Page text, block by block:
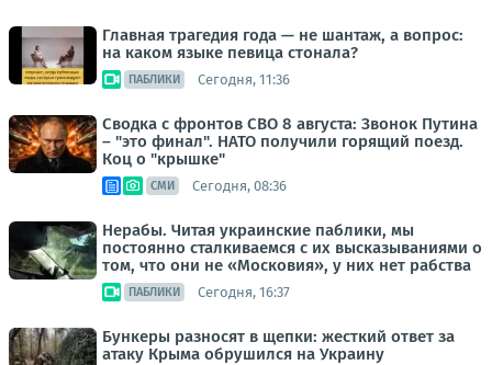
Главная трагедия года — не шантаж, а вопрос:
на каком языке певица стонала?
ПАБЛИКИ Сегодня, 11:36
Сводка с фронтов СВО 8 августа: Звонок Путина
– "это финал". НАТО получили горящий поезд.
Коц о "крышке"
СМИ Сегодня, 08:36
Нерабы. Читая украинские паблики, мы
постоянно сталкиваемся с их высказываниями о
том, что они не «Московия», у них нет рабства
ПАБЛИКИ Сегодня, 16:37
Бункеры разносят в щепки: жесткий ответ за
атаку Крыма обрушился на Украину